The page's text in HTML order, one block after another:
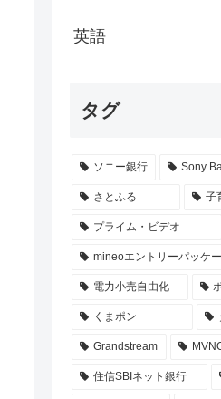
英語
タグ
ソニー銀行 Sony
さとふる 子
プライム・ビデオ
mineoエントリーパッケ
電力小売自由化
くまポン
Grandstream
住信SBIネット銀行